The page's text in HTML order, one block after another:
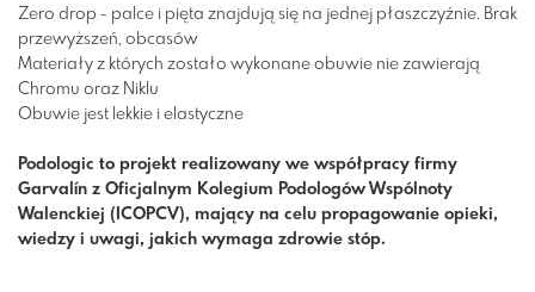
Zero drop - palce i pięta znajdują się na jednej płaszczyźnie. Brak
przewyższeń, obcasów
Materiały z których zostało wykonane obuwie nie zawierają
Chromu oraz Niklu
Obuwie jest lekkie i elastyczne
Podologic to projekt realizowany we współpracy firmy
Garvalín z Oficjalnym Kolegium Podologów Wspólnoty
Walenckiej (ICOPCV), mający na celu propagowanie opieki,
wiedzy i uwagi, jakich wymaga zdrowie stóp.